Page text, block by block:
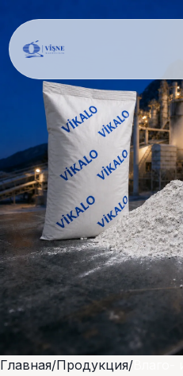
Главная/Продукция/